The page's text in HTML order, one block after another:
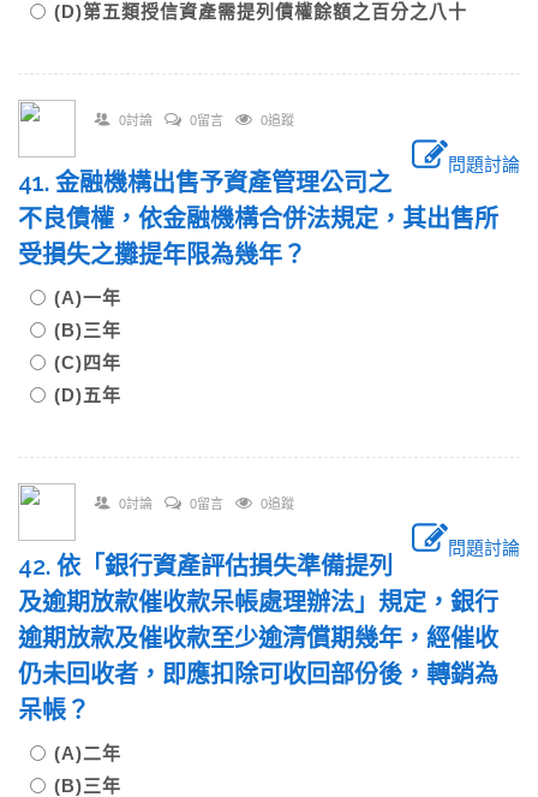
(D)第五類授信資產需提列債權餘額之百分之八十
0討論 0留言 0追蹤
問題討論
41. 金融機構出售予資產管理公司之
不良債權，依金融機構合併法規定，其出售所
受損失之攤提年限為幾年？
(A)一年
(B)三年
(C)四年
(D)五年
0討論 0留言 0追蹤
問題討論
42. 依「銀行資產評估損失準備提列
及逾期放款催收款呆帳處理辦法」規定，銀行
逾期放款及催收款至少逾清償期幾年，經催收
仍未回收者，即應扣除可收回部份後，轉銷為
呆帳？
(A)二年
(B)三年